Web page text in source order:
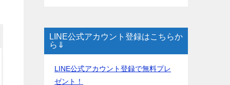
LINE公式アカウント登録はこちらか
ら⇓
LINE公式アカウント登録で無料プレ
ゼント！